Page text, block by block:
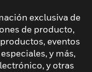
exclusiva de
de producto,
eventos
y más,
y otras